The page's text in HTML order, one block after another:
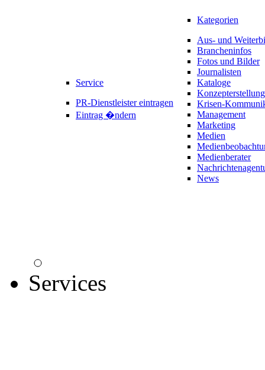
Service
PR-Dienstleister eintragen
Eintrag �ndern
Kategorien
Aus- und
Brancheninfos
Fotos und Bilder
Journalisten
Kataloge
Konzepterstellung
Krisen-
Management
Marketing
Medien
Medienberater
News
Services